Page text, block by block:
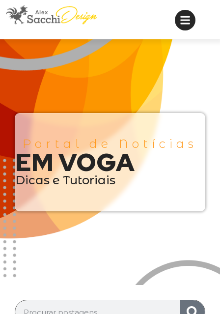
Portal de Notícias
EM VOGA
Dicas e Tutoriais